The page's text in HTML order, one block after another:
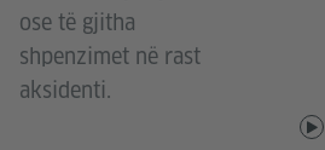
ose të gjitha
shpenzimet në rast
aksidenti.